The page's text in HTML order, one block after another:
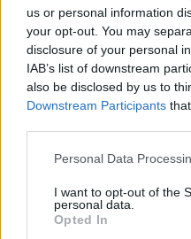
us or personal information
your opt-out. You may
disclosure of your personal
IAB’s list of downstream
also be disclosed by us to
Downstream Participants
Please note that this
not limited to your visit or
grant or deny consent to
use your data for below
Personal Data
I want to opt-out of the
personal data.
Opted In
Αν τα χάσατε